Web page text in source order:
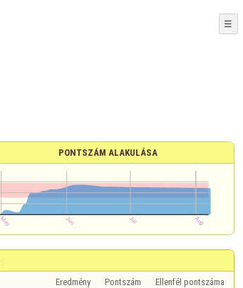
☰
PONTSZÁM ALAKULÁSA
Eredmény Pontszám Ellenfél pontszáma